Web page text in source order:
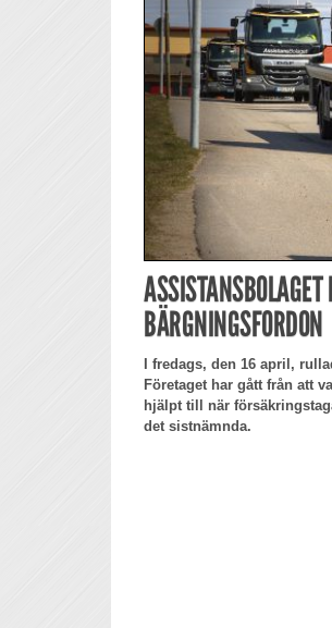
BÄRGNINGSFORDON
I fredags, den 16 april,
Företaget har gått från att
hjälpt till när
det sistnämnda.